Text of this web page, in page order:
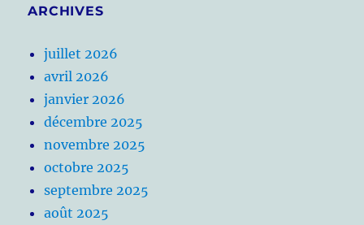
ARCHIVES
juillet 2026
avril 2026
janvier 2026
décembre 2025
novembre 2025
octobre 2025
septembre 2025
août 2025